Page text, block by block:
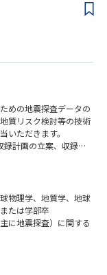
トランジション」の実
しつつ、CCS・水
ロカーボン社会の実現
社は情報セキュリティ
らゆる分野でデジタ
の徹底活用」を進め
ジションを安全に支え
た強固なサイバーセキ
はOTのいずれかのセキ
事業及びネットゼロカ
推進できる方を募集し
ープ会社全体のITに係
に渡るインフラ・アプ
、情報管理を担ってい
と「技術系」に分かれ
確保支援士、CISS
ITネットワーク、ITア
もしくは知識
契約書等の資料のレビ
めの地震探査データの
質リスク検討等の技術
いただきます。
計画の立案、収録仕
理仕様の検討、請負
断層の解釈、深度変換
探査解析による貯留層
評価
地震探査等の貯留層
物理学、地質学、地球
たは学部卒
に地震探査）に関する
釈、深度変換、不確
び収録・処理品質管理